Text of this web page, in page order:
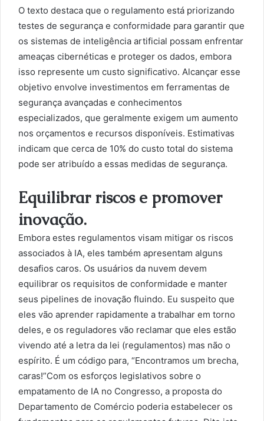
O texto destaca que o regulamento está priorizando
testes de segurança e conformidade para garantir que
os sistemas de inteligência artificial possam enfrentar
ameaças cibernéticas e proteger os dados, embora
isso represente um custo significativo. Alcançar esse
objetivo envolve investimentos em ferramentas de
segurança avançadas e conhecimentos
especializados, que geralmente exigem um aumento
nos orçamentos e recursos disponíveis. Estimativas
indicam que cerca de 10% do custo total do sistema
pode ser atribuído a essas medidas de segurança.
Equilibrar riscos e promover
inovação.
Embora estes regulamentos visam mitigar os riscos
associados à IA, eles também apresentam alguns
desafios caros. Os usuários da nuvem devem
equilibrar os requisitos de conformidade e manter
seus pipelines de inovação fluindo. Eu suspeito que
eles vão aprender rapidamente a trabalhar em torno
deles, e os reguladores vão reclamar que eles estão
vivendo até a letra da lei (regulamentos) mas não o
espírito. É um código para, “Encontramos um brecha,
caras!”Com os esforços legislativos sobre o
empatamento de IA no Congresso, a proposta do
Departamento de Comércio poderia estabelecer os